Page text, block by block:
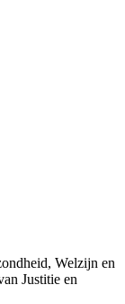
Welzijn en
Justitie en